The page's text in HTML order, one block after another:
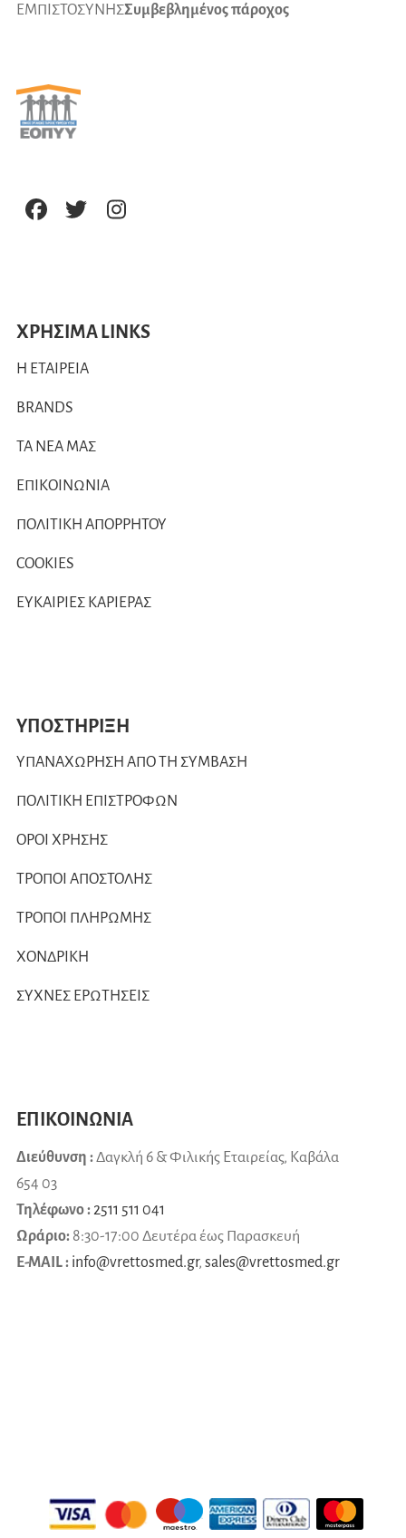
ΕΜΠΙΣΤΟΣΥΝΗΣΣυμβεβλημένος πάροχος
ΧΡΗΣΙΜΑ LINKS
Η ΕΤΑΙΡΕΙΑ
BRANDS
ΤΑ ΝΕΑ ΜΑΣ
ΕΠΙΚΟΙΝΩΝΙΑ
ΠΟΛΙΤΙΚΗ ΑΠΟΡΡΗΤΟΥ
COOKIES
ΕΥΚΑΙΡΙΕΣ ΚΑΡΙΕΡΑΣ
ΥΠΟΣΤΗΡΙΞΗ
ΥΠΑΝΑΧΩΡΗΣΗ ΑΠΟ ΤΗ ΣΥΜΒΑΣΗ
ΠΟΛΙΤΙΚΗ ΕΠΙΣΤΡΟΦΩΝ
ΟΡΟΙ ΧΡΗΣΗΣ
ΤΡΟΠΟΙ ΑΠΟΣΤΟΛΗΣ
ΤΡΟΠΟΙ ΠΛΗΡΩΜΗΣ
ΧΟΝΔΡΙΚΗ
ΣΥΧΝΕΣ ΕΡΩΤΗΣΕΙΣ
ΕΠΙΚΟΙΝΩΝΙΑ
Διεύθυνση :Δαγκλή 6 & Φιλικής Εταιρείας, Καβάλα
654 03
Τηλέφωνο :2511 511 041
Ωράριο: 8:30-17:00 Δευτέρα έως Παρασκευή
E-MAIL : info@vrettosmed.gr, sales@vrettosmed.gr